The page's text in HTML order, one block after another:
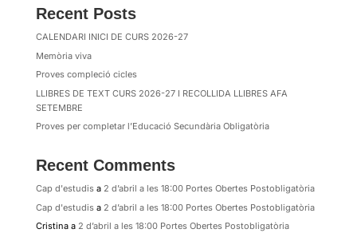
Recent Posts
CALENDARI INICI DE CURS 2026-27
Memòria viva
Proves compleció cicles
LLIBRES DE TEXT CURS 2026-27 I RECOLLIDA LLIBRES AFA
SETEMBRE
Proves per completar l’Educació Secundària Obligatòria
Recent Comments
Cap d'estudisa 2 d’abril a les 18:00 Portes Obertes Postobligatòria
Cap d'estudisa 2 d’abril a les 18:00 Portes Obertes Postobligatòria
Cristinaa 2 d’abril a les 18:00 Portes Obertes Postobligatòria